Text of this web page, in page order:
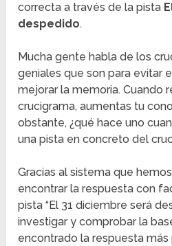
correcta a través de la pista
despedido.
Mucha gente habla de los
geniales que son para evitar
mejorar la memoria. Cuando
crucigrama, aumentas tu
obstante, ¿qué hace uno
una pista en concreto del
Gracias al sistema que
encontrar la respuesta con
pista “El 31 diciembre será
investigar y comprobar la
encontrado la respuesta